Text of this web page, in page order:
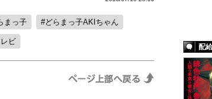
まっ子 どらまっ子AKIちゃん
ビ
配